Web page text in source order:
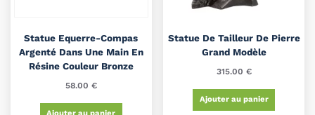
Statue Equerre-Compas
Argenté Dans Une Main En
Résine Couleur Bronze
58.00 €
Statue De Tailleur De Pierre
Grand Modèle
315.00 €
Ajouter au panier